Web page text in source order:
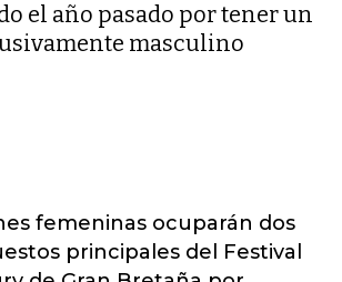
el año pasado por tener un
masculino
femeninas ocuparán dos
principales del Festival